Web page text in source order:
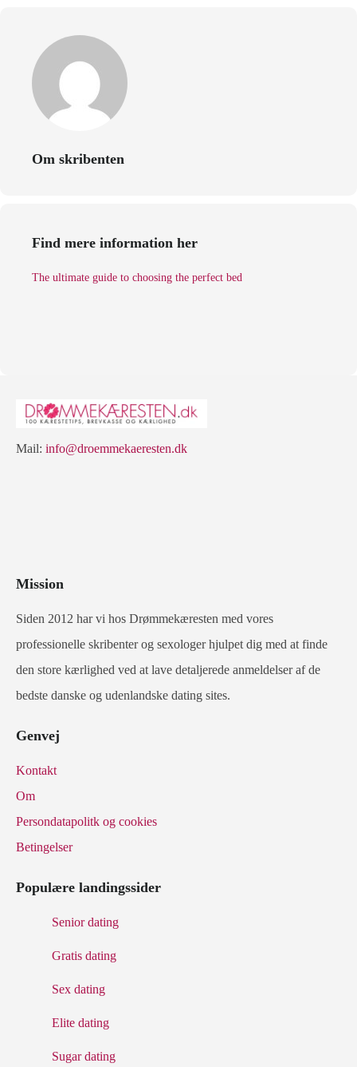
Om skribenten
Find mere information her
The ultimate guide to choosing the perfect bed
Mail: info@droemmekaeresten.dk
Mission
Siden 2012 har vi hos Drømmekæresten med vores
professionelle skribenter og sexologer hjulpet dig med at finde
den store kærlighed ved at lave detaljerede anmeldelser af de
bedste danske og udenlandske dating sites.
Genvej
Kontakt
Om
Persondatapolitk og cookies
Betingelser
Populære landingssider
Senior dating
Gratis dating
Sex dating
Elite dating
Sugar dating